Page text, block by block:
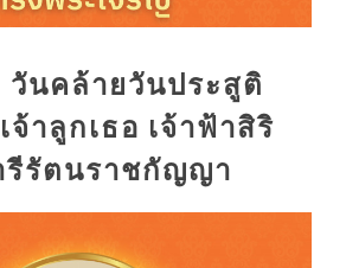
นคล้ายวันประสูติ
จ้าลูกเธอ เจ้าฟ้าสิริ
รัตนราชกัญญา